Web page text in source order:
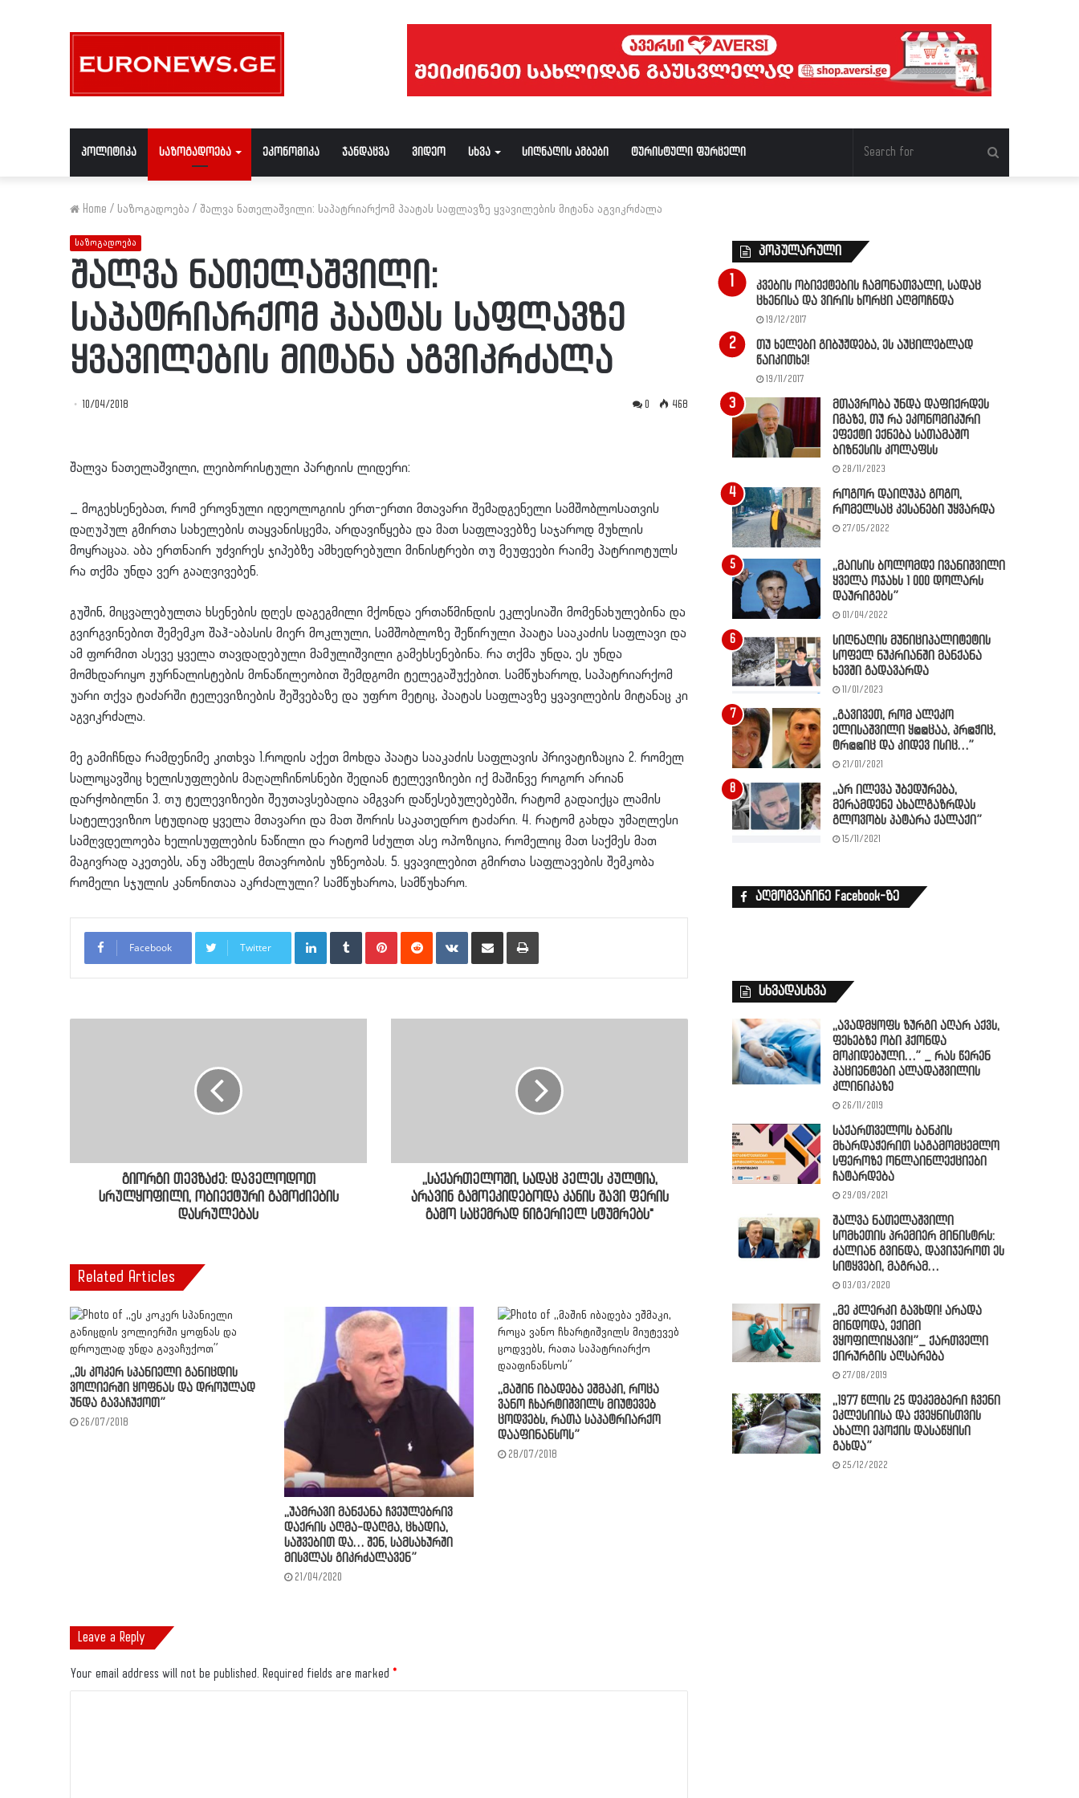
პოლიტიკა საზოგადოება ეკონომიკა ჯანდაცვა ვიდეო სხვა სიღნაღის ამბები ტურისტული ფურცელი
Home / საზოგადოება / შალვა ნათელაშვილი: საპატრიარქომ პაატას საფლავზე ყვავილების მიტანა აგვიკრძალა
საზოგადოება
შალვა ნათელაშვილი:
საპატრიარქომ პაატას საფლავზე
ყვავილების მიტანა აგვიკრძალა
10/04/2018 0 468
შალვა ნათელაშვილი, ლეიბორისტული პარტიის ლიდერი:
_ მოგეხსენებათ, რომ ეროვნული იდეოლოგიის ერთ-ერთი მთავარი შემადგენელი სამშობლოსათვის
დაღუპულ გმირთა სახელების თაყვანისცემა, არდავიწყება და მათ საფლავებზე საჯაროდ მუხლის
მოყრაცაა. აბა ერთნაირ უძვირეს ჯიპებზე ამხედრებული მინისტრები თუ მეუფეები რაიმე პატრიოტულს
რა თქმა უნდა ვერ გააღვივებენ.
გუშინ, მიცვალებულთა ხსენების დღეს დაგეგმილი მქონდა ერთაწმინდის ეკლესიაში მომენახულებინა და
გვირგვინებით შემემკო შაჰ-აბასის მიერ მოკლული, სამშობლოზე შეწირული პაატა სააკაძის საფლავი და
ამ ფორმით ასევე ყველა თავდადებული მამულიშვილი გამეხსენებინა. რა თქმა უნდა, ეს უნდა
მომხდარიყო ჟურნალისტების მონაწილეობით შემდგომი ტელეგაშუქებით. სამწუხაროდ, საპატრიარქომ
უარი თქვა ტაძარში ტელევიზიების შეშვებაზე და უფრო მეტიც, პაატას საფლავზე ყვავილების მიტანაც კი
აგვიკრძალა.
მე გამიჩნდა რამდენიმე კითხვა 1.როდის აქეთ მოხდა პაატა სააკაძის საფლავის პრივატიზაცია 2. რომელ
სალოცავშიც ხელისუფლების მაღალჩინოსნები შედიან ტელევიზიები იქ მაშინვე როგორ არიან
დარჭობილნი 3. თუ ტელევიზიები შეუთავსებადია ამგვარ დაწესებულებებში, რატომ გადაიქცა ლამის
სატელევიზიო სტუდიად ყველა მთავარი და მათ შორის საკათედრო ტაძარი. 4. რატომ გახდა უმაღლესი
სამღვდელოება ხელისუფლების ნაწილი და რატომ სძულთ ასე ოპოზიცია, რომელიც მათ საქმეს მათ
მაგივრად აკეთებს, ანუ ამხელს მთავრობის უზნეობას. 5. ყვავილებით გმირთა საფლავების შემკობა
რომელი სჯულის კანონითაა აკრძალული? სამწუხაროა, სამწუხარო.
Facebook Twitter
LinkedInTumblr PinterestReddit VKontakteShare via Email Print
გიორგი თევზაძე: დაველოდოთ
სრულყოფილი, ობიექტური გამოძიების
დასრულებას
,,საქართელოში, სადაც პელეს კულტია,
არავინ გამოეკიდებოდა კანის შავი ფერის
გამო საცემრად ნიგერიელ სტუმრებს"
Related Articles
,,ეს კოკერ სპანიელი განიცდის
ვოლიერში ყოფნას და დროულად
უნდა გავაჩუქოთ”
26/07/2018
,,უამრავი მანქანა ჩვეულებრივ
დაქრის აღმა-დაღმა, ცხადია,
საშვებით და… შენ, სამსახურში
მისვლას გიკრძალავენ”
21/04/2020
,,მაშინ იბადება ეშმაკი, როცა
ვანო ჩხარტიშვილს მიუტევებ
ცოდვებს, რათა საპატრიარქო
დააფინანსოს”
28/07/2018
Leave a Reply
Your email address will not be published. Required fields are marked *
პოპულარული
კვების ობიექტების ჩამონათვალი, სადაც
ცხენისა და ვირის ხორცი აღმოჩნდა
19/12/2017
თუ ხელები გიბუჟდება, ეს აუცილებლად
წაიკითხე!
19/11/2017
მთავრობა უნდა დაფიქრდეს
იმაზე, თუ რა ეკონომიკური
ეფექტი ექნება სათამაშო
ბიზნესის კოლაფსს
28/11/2023
როგორ დაიღუპა გოგო,
რომელსაც კესანები უყვარდა
27/05/2022
,,მაისის ბოლომდე ივანიშვილი
ყველა ოჯახს 1 000 დოლარს
დაურიგებს”
01/04/2022
სიღნაღის მუნიციპალიტეტის
სოფელ ნუკრიანში მანქანა
ხევში გადავარდა
11/01/2023
,,გავივეთ, რომ ალეკო
ელისაშვილი ყ@@ცაა, პრ@ჭიც,
ტრ@@იც და კიდევ ისიც…”
21/01/2021
,,არ ილევა უბედურება,
მერამდენე ახალგაზრდას
გლოვობს პატარა ქალაქი”
15/11/2021
აღმოგვაჩინე Facebook-ზე
სხვადასხვა
,,ავადმყოფს ზურგი აღარ აქვს,
ფეხებზე ობი ჰქონდა
მოკიდებული…” _ რას წერენ
პაციენტები ალადაშვილის
კლინიკაზე
26/11/2019
საქართველოს ბანკის
მხარდაჭერით საგამომცემლო
სფეროზე ონლაინლექციები
ჩატარდება
29/09/2021
შალვა ნათელაშვილი
სომხეთის პრემიერ მინისტრს:
ძალიან გვინდა, დავიჯეროთ ეს
სიტყვები, მაგრამ…
03/03/2020
,,მე კლერკი გავხდი! არადა
მინდოდა, ექიმი
ვყოფილიყავი!”_ ქართველი
ქირურგის აღსარება
27/08/2019
,,1977 წლის 25 დეკემბერი ჩვენი
ეკლესიისა და ქვეყნისთვის
ახალი ეპოქის დასაწყისი
გახდა”
25/12/2022